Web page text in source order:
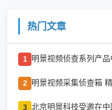
热门文章
1 明景视频侦查系列产
2 明景视频采集侦查箱
3 北京明景科技受邀在